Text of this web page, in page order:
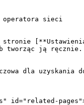
operatora sieci
na stronie
tworząc ją ręcznie.
dla uzyskania
id="related-